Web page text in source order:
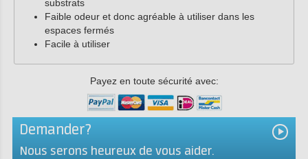
substrats
Faible odeur et donc agréable à utiliser dans les
espaces fermés
Facile à utiliser
Payez en toute sécurité avec:
Demander?
Nous serons heureux de vous aider.